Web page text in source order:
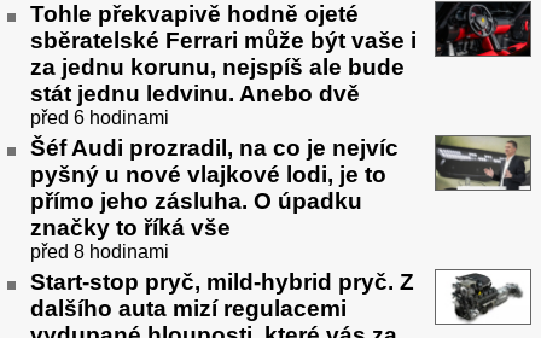
Tohle překvapivě hodně ojeté
sběratelské Ferrari může být vaše i
za jednu korunu, nejspíš ale bude
stát jednu ledvinu. Anebo dvě
před 6 hodinami
Šéf Audi prozradil, na co je nejvíc
pyšný u nové vlajkové lodi, je to
přímo jeho zásluha. O úpadku
značky to říká vše
před 8 hodinami
Start-stop pryč, mild-hybrid pryč. Z
dalšího auta mizí regulacemi